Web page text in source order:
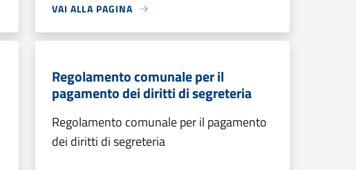
VAI ALLA PAGINA
Regolamento comunale per il
pagamento dei diritti di segreteria
Regolamento comunale per il pagamento
dei diritti di segreteria